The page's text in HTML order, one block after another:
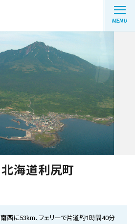
MENU
海道利尻町
西に53km、フェリーで片道約1時間40分